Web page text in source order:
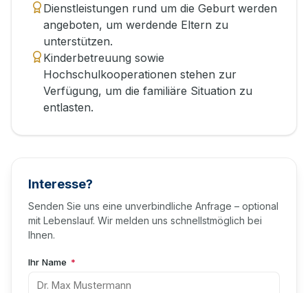
Dienstleistungen rund um die Geburt werden
angeboten, um werdende Eltern zu
unterstützen.
Kinderbetreuung sowie
Hochschulkooperationen stehen zur
Verfügung, um die familiäre Situation zu
entlasten.
Interesse?
Senden Sie uns eine unverbindliche Anfrage – optional
mit Lebenslauf. Wir melden uns schnellstmöglich bei
Ihnen.
Ihr Name *